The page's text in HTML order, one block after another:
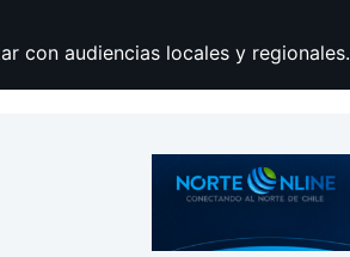
con audiencias locales y regionales.